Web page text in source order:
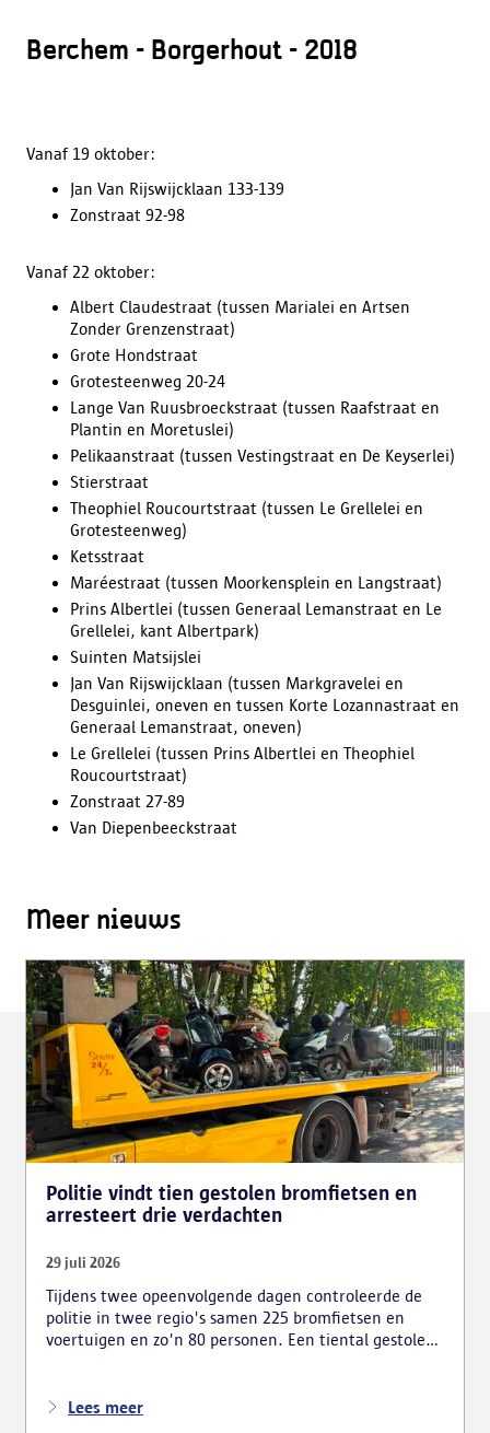
Berchem - Borgerhout - 2018
Vanaf 19 oktober:
Jan Van Rijswijcklaan 133-139
Zonstraat 92-98
Vanaf 22 oktober:
Albert Claudestraat (tussen Marialei en Artsen
Zonder Grenzenstraat)
Grote Hondstraat
Grotesteenweg 20-24
Lange Van Ruusbroeckstraat (tussen Raafstraat en
Plantin en Moretuslei)
Pelikaanstraat (tussen Vestingstraat en De Keyserlei)
Stierstraat
Theophiel Roucourtstraat (tussen Le Grellelei en
Grotesteenweg)
Ketsstraat
Maréestraat (tussen Moorkensplein en Langstraat)
Prins Albertlei (tussen Generaal Lemanstraat en Le
Grellelei, kant Albertpark)
Suinten Matsijslei
Jan Van Rijswijcklaan (tussen Markgravelei en
Desguinlei, oneven en tussen Korte Lozannastraat en
Generaal Lemanstraat, oneven)
Le Grellelei (tussen Prins Albertlei en Theophiel
Roucourtstraat)
Zonstraat 27-89
Van Diepenbeeckstraat
Meer nieuws
Politie vindt tien gestolen bromfietsen en
arresteert drie verdachten
29 juli 2026
Tijdens twee opeenvolgende dagen controleerde de
politie in twee regio's samen 225 bromfietsen en
voertuigen en zo'n 80 personen. Een tiental gestolen
Daarnaast arresteerde de politie ook drie verdachten
Lees meer